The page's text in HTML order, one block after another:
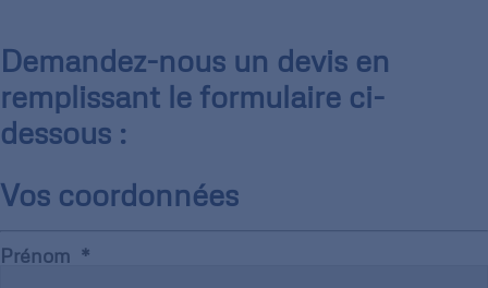
Demandez-nous un devis en
remplissant le formulaire ci-
dessous :
Vos coordonnées
Prénom